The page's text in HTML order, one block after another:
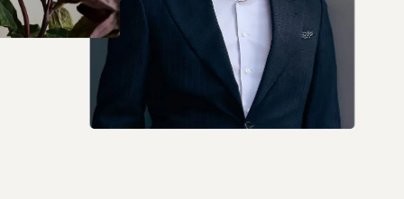
I want To extend my Deep Appreciation To Dr.